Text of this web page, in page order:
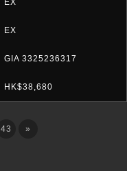
EX
EX
GIA 3325236317
HK$38,680
43 »